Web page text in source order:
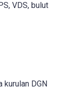
VDS, bulut
kurulan DGN